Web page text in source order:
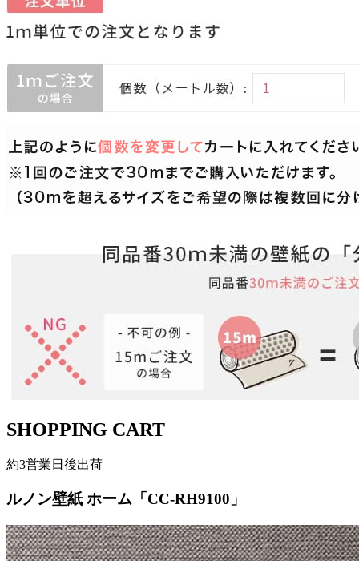
SHOPPING CART
約3営業日後出荷
ルノン壁紙 ホーム「CC-RH9100」